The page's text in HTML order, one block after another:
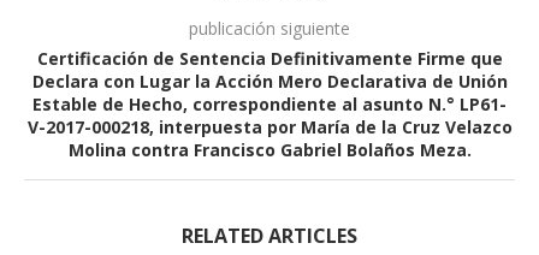
publicación siguiente
Certificación de Sentencia Definitivamente Firme que
Declara con Lugar la Acción Mero Declarativa de Unión
Estable de Hecho, correspondiente al asunto N.° LP61-
V-2017-000218, interpuesta por María de la Cruz Velazco
Molina contra Francisco Gabriel Bolaños Meza.
RELATED ARTICLES